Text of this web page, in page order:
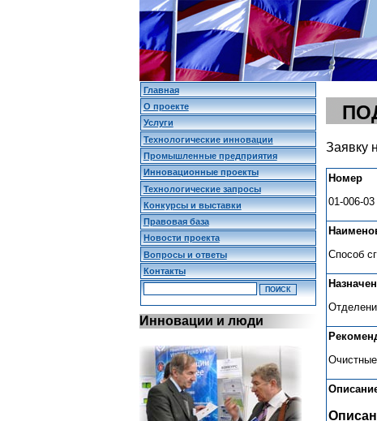
Заявку
Номер
01-006-03
Способ
Главная
О проекте
Услуги
Технологические инновации
Промышленные предприятия
Инновационные проекты
Технологические запросы
Конкурсы и выставки
Правовая база
Новости проекта
Вопросы и ответы
Контакты
Инновации и люди